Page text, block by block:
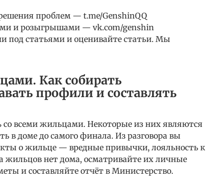
проблем — t.me/GenshinQQ
и розыгрышами — vk.com/genshin
под статьями и оценивайте статьи. Мы
Как собирать
профили и составлять
со всеми жильцами. Некоторые из них являются
в доме до самого финала. Из разговора вы
о жильце — вредные привычки, лояльность к
жильцов нет дома, осматривайте их личные
и составляйте отчёт в Министерство.